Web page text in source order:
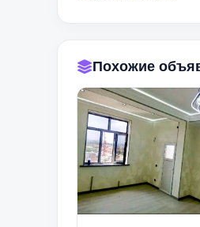
Похожие